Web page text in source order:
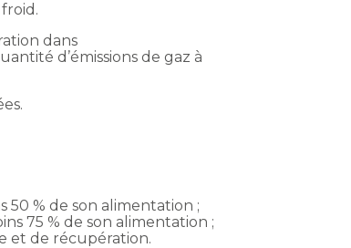
dans
d’émissions de gaz à
% de son alimentation ;
75 % de son alimentation ;
et de récupération.